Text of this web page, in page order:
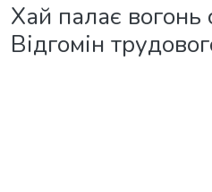
Хай палає вогонь
Відгомін